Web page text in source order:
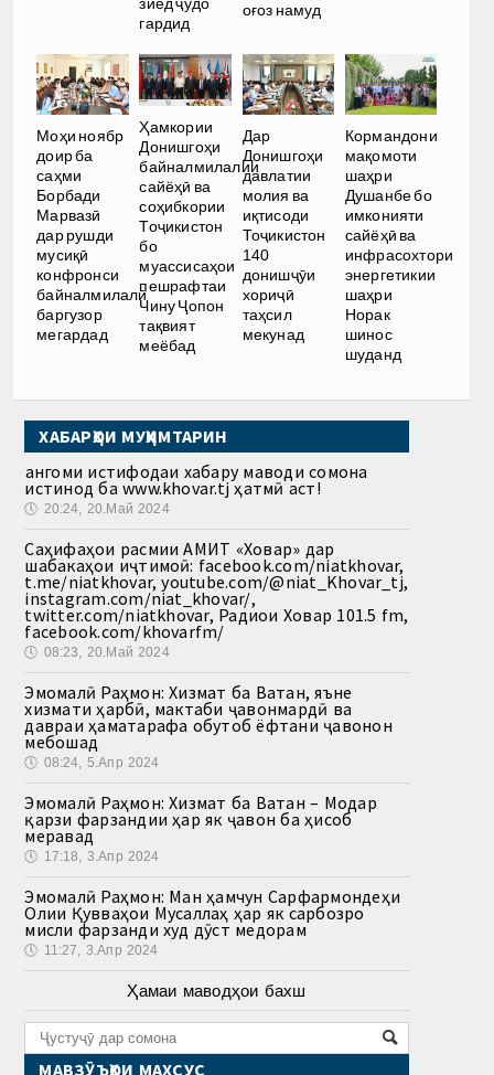
гардид
оғоз намуд
Моҳи ноябр
доир ба
саҳми
Борбади
Марвазӣ
дар рушди
мусиқӣ
конфронси
байналмилалӣ
баргузор
мегардад
Ҳамкории
Донишгоҳи
байналмилалии
сайёҳӣ ва
соҳибкории
Тоҷикистон
бо
муассисаҳои
пешрафтаи
Чину Ҷопон
тақвият
меёбад
Дар
Донишгоҳи
давлатии
молия ва
иқтисоди
Тоҷикистон
140
донишҷӯи
хориҷӣ
таҳсил
мекунад
Кормандони
мақомоти
шаҳри
Душанбе бо
имконияти
сайёҳӣ ва
инфрасохтори
энергетикии
шаҳри
Норак
шинос
шуданд
ХАБАРҲОИ МУҲИМТАРИН
Ҳангоми истифодаи хабару маводи сомона
истинод ба www.khovar.tj ҳатмӣ аст!
🕔 20:24, 20.Май 2024
Саҳифаҳои расмии АМИТ «Ховар» дар
шабакаҳои иҷтимоӣ: facebook.com/niatkhovar,
t.me/niatkhovar, youtube.com/@niat_Khovar_tj,
instagram.com/niat_khovar/,
twitter.com/niatkhovar, Радиои Ховар 101.5 fm,
facebook.com/khovarfm/
🕔 08:23, 20.Май 2024
Эмомалӣ Раҳмон: Хизмат ба Ватан, яъне
хизмати ҳарбӣ, мактаби ҷавонмардӣ ва
давраи ҳаматарафа обутоб ёфтани ҷавонон
мебошад
🕔 08:24, 5.Апр 2024
Эмомалӣ Раҳмон: Хизмат ба Ватан – Модар
қарзи фарзандии ҳар як ҷавон ба ҳисоб
меравад
🕔 17:18, 3.Апр 2024
Эмомалӣ Раҳмон: Ман ҳамчун Сарфармондеҳи
Олии Қувваҳои Мусаллаҳ ҳар як сарбозро
мисли фарзанди худ дӯст медорам
🕔 11:27, 3.Апр 2024
Ҳамаи маводҳои бахш
МАВЗӮЪҲОИ МАХСУС